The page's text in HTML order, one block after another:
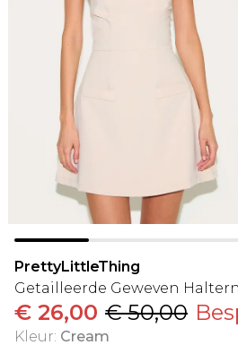
PrettyLittleThing
Getailleerde Geweven
€ 26,00 € 50,00
Kleur: Cream